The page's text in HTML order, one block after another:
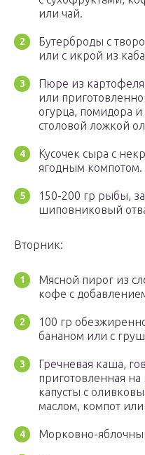
или чай.
Бутерброды с
или с икрой из
Пюре из
или
огурца, помидора
столовой ложкой
Кусочек сыра с
ягодным компотом.
150-200 гр рыбы,
шиповниковый
Вторник:
Мясной пирог из
кофе с
100 гр
бананом или с
Гречневая каша,
приготовленная на
капусты с
маслом, компот
Морковно-